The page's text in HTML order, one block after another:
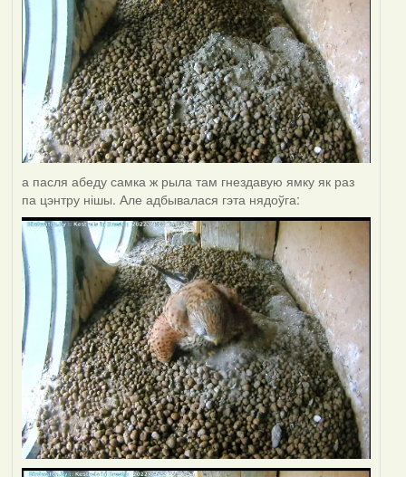
а пасля абеду самка ж рыла там гнездавую ямку як раз
па цэнтру нішы. Але адбывалася гэта нядоўга: